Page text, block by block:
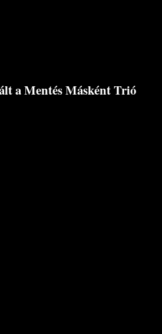
a Mentés Másként Trió